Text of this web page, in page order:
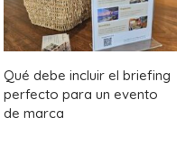
Qué debe incluir el briefing
perfecto para un evento
de marca